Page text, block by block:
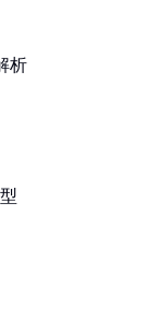
析